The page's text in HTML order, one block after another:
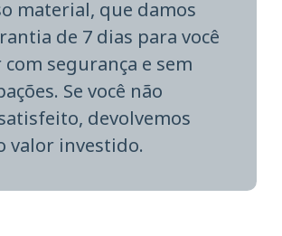
material, que damos
de 7 dias para você
segurança e sem
Se você não
devolvemos
valor investido.